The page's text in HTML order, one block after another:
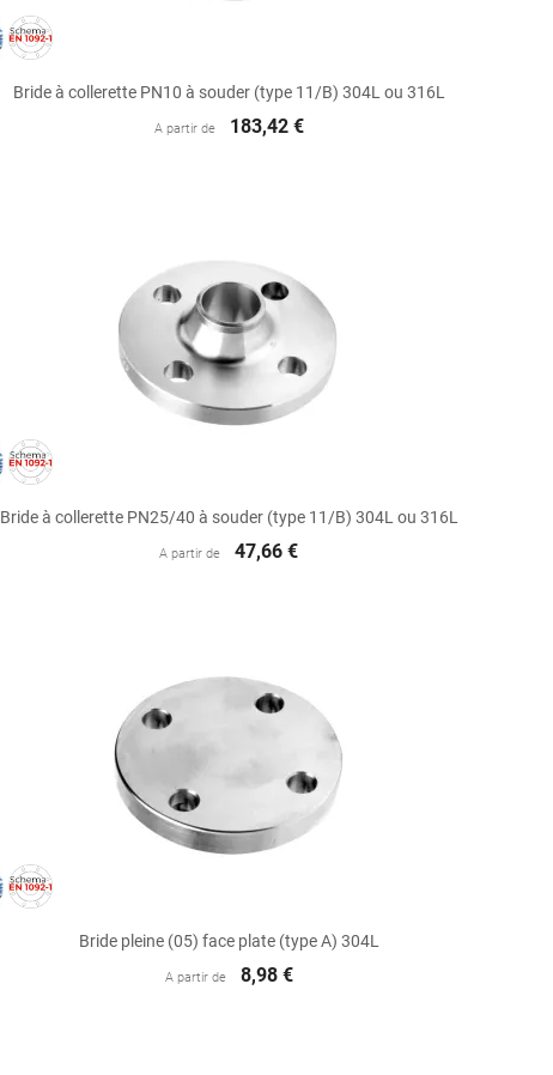
 Aperçu rapide
Bride à collerette PN10 à souder (type 11/B) 304L ou 316L
A partir de 183,42 €
Aperçu rapide
Bride à collerette PN25/40 à souder (type 11/B) 304L ou 316L
A partir de 47,66 €
Aperçu rapide
Bride pleine (05) face plate (type A) 304L
A partir de 8,98 €